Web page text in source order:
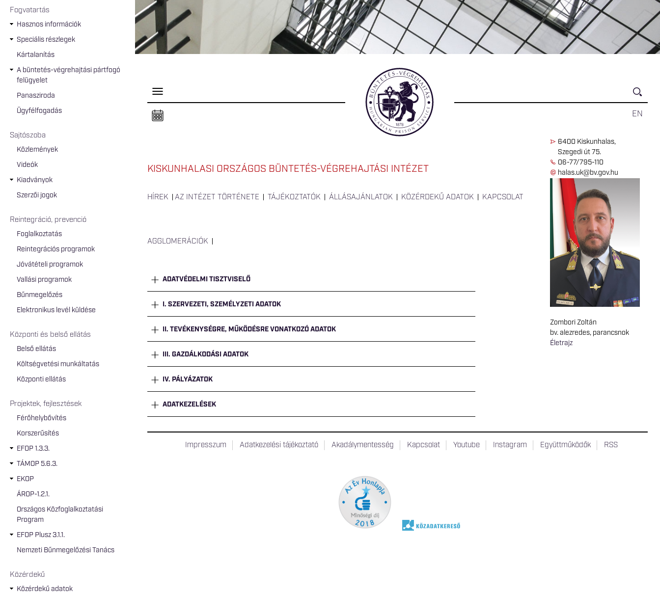
Fogvatartás
Hasznos információk
Speciális részlegek
Kártalanítás
A büntetés-végrehajtási pártfogó
felügyelet
Panasziroda
Ügyfélfogadás
Sajtószoba
Közlemények
Videók
Kiadványok
Szerzői jogok
Reintegráció, prevenció
Foglalkoztatás
Reintegrációs programok
Jóvátételi programok
Vallási programok
Bűnmegelőzés
Elektronikus levél küldése
Központi és belső ellátás
Belső ellátás
Költségvetési munkáltatás
Központi ellátás
Projektek, fejlesztések
Férőhelybővítés
Korszerűsítés
EFOP 1.3.3.
TÁMOP 5.6.3.
EKOP
ÁROP-1.2.1.
Országos Közfoglalkoztatási
Program
EFOP Plusz 3.1.1.
Nemzeti Bűnmegelőzési Tanács
Közérdekű
Közérdekű adatok
EN
P
e
l
s
a
KISKUNHALASI ORSZÁGOS BÜNTETÉS-VÉGREHAJTÁSI INTÉZET
6400 Kiskunhalas,
Szegedi út 75.
06-77/795-110
halas.uk@bv.gov.hu
Zombori Zoltán
bv. alezredes, parancsnok
Életrajz
HÍREK AZ INTÉZET TÖRTÉNETE TÁJÉKOZTATÓK ÁLLÁSAJÁNLATOK KÖZÉRDEKŰ ADATOK KAPCSOLAT
AGGLOMERÁCIÓK
ADATVÉDELMI TISZTVISELŐ
I. SZERVEZETI, SZEMÉLYZETI ADATOK
II. TEVÉKENYSÉGRE, MŰKÖDÉSRE VONATKOZÓ ADATOK
III. GAZDÁLKODÁSI ADATOK
IV. PÁLYÁZATOK
ADATKEZELÉSEK
Impresszum Adatkezelési tájékoztató Akadálymentesség Kapcsolat Youtube Instagram Együttműködők RSS